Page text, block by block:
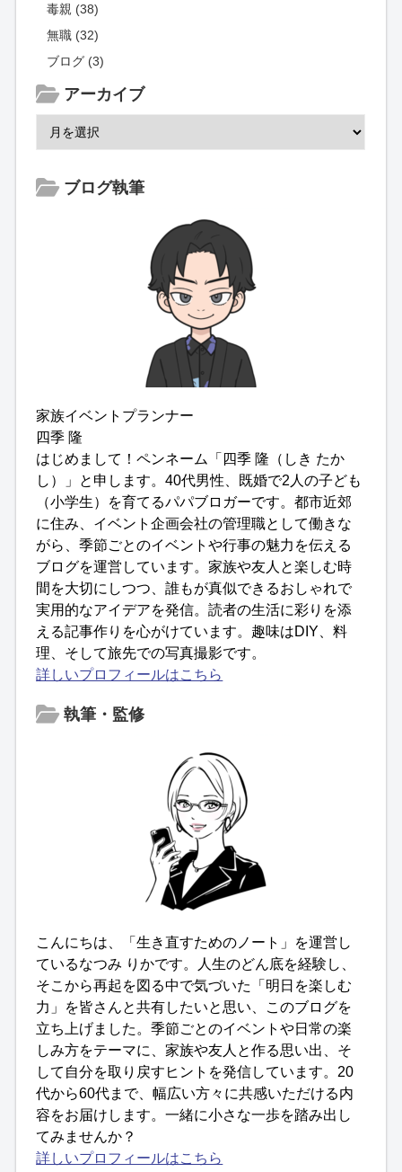
毒親 (38)
無職 (32)
ブログ (3)
アーカイブ
ブログ執筆
家族イベントプランナー
四季 隆
はじめまして！ペンネーム「四季 隆（しき たか
し）」と申します。40代男性、既婚で2人の子ども
（小学生）を育てるパパブロガーです。都市近郊
に住み、イベント企画会社の管理職として働きな
がら、季節ごとのイベントや行事の魅力を伝える
ブログを運営しています。家族や友人と楽しむ時
間を大切にしつつ、誰もが真似できるおしゃれで
実用的なアイデアを発信。読者の生活に彩りを添
える記事作りを心がけています。趣味はDIY、料
理、そして旅先での写真撮影です。
詳しいプロフィールはこちら
執筆・監修
こんにちは、「生き直すためのノート」を運営し
ているなつみ りかです。人生のどん底を経験し、
そこから再起を図る中で気づいた「明日を楽しむ
力」を皆さんと共有したいと思い、このブログを
立ち上げました。季節ごとのイベントや日常の楽
しみ方をテーマに、家族や友人と作る思い出、そ
して自分を取り戻すヒントを発信しています。20
代から60代まで、幅広い方々に共感いただける内
容をお届けします。一緒に小さな一歩を踏み出し
てみませんか？
詳しいプロフィールはこちら